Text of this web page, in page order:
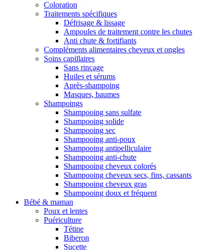
Coloration
Traitements spécifiques
Défrisage & lissage
Ampoules de traitement contre les chutes
Anti chute & fortifiants
Compléments alimentaires cheveux et ongles
Soins capillaires
Sans rinçage
Huiles et sérums
Après-shampoing
Masques, baumes
Shampoings
Shampooing sans sulfate
Shampooing solide
Shampooing sec
Shampooing anti-poux
Shampooing antipelliculaire
Shampooing anti-chute
Shampooing cheveux colorés
Shampooing cheveux secs, fins, cassants
Shampooing cheveux gras
Shampooing doux et fréquent
Bébé & maman
Poux et lentes
Puériculture
Tétine
Biberon
Sucette